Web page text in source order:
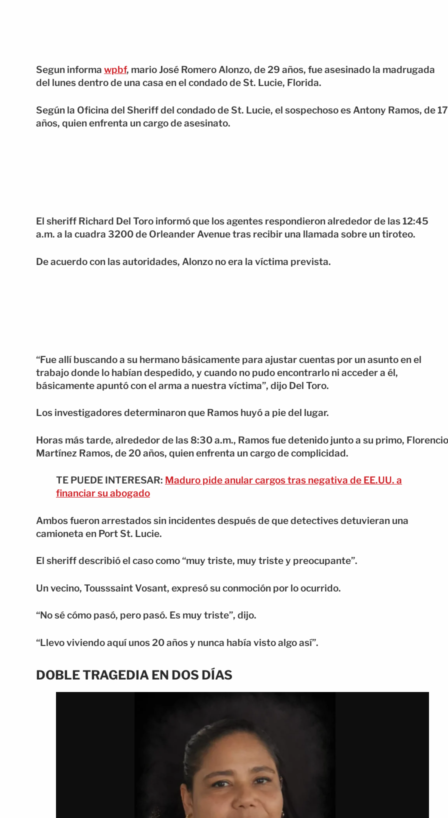
Segun informa wpbf, mario José Romero Alonzo, de 29 años, fue asesinado la madrugada
del lunes dentro de una casa en el condado de St. Lucie, Florida.
Según la Oficina del Sheriff del condado de St. Lucie, el sospechoso es Antony Ramos, de 17
años, quien enfrenta un cargo de asesinato.
El sheriff Richard Del Toro informó que los agentes respondieron alrededor de las 12:45
a.m. a la cuadra 3200 de Orleander Avenue tras recibir una llamada sobre un tiroteo.
De acuerdo con las autoridades, Alonzo no era la víctima prevista.
“Fue allí buscando a su hermano básicamente para ajustar cuentas por un asunto en el
trabajo donde lo habían despedido, y cuando no pudo encontrarlo ni acceder a él,
básicamente apuntó con el arma a nuestra víctima”, dijo Del Toro.
Los investigadores determinaron que Ramos huyó a pie del lugar.
Horas más tarde, alrededor de las 8:30 a.m., Ramos fue detenido junto a su primo, Florencio
Martínez Ramos, de 20 años, quien enfrenta un cargo de complicidad.
TE PUEDE INTERESAR: Maduro pide anular cargos tras negativa de EE.UU. a
financiar su abogado
Ambos fueron arrestados sin incidentes después de que detectives detuvieran una
camioneta en Port St. Lucie.
El sheriff describió el caso como “muy triste, muy triste y preocupante”.
Un vecino, Tousssaint Vosant, expresó su conmoción por lo ocurrido.
“No sé cómo pasó, pero pasó. Es muy triste”, dijo.
“Llevo viviendo aquí unos 20 años y nunca había visto algo así”.
DOBLE TRAGEDIA EN DOS DÍAS